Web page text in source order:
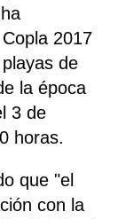
2017
de
la época
3 de
horas.
que "el
con la